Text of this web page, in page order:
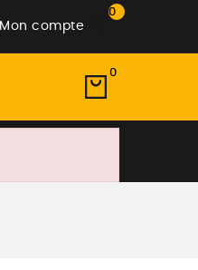
Mon compte
0
0